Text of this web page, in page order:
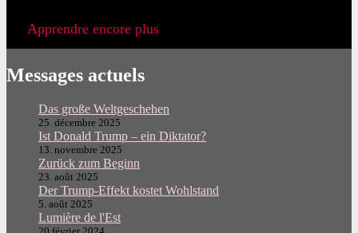
Apprendre encore plus
Messages actuels
Das große Weltgeschehen
25. décembre 2025
Ist Donald Trump – ein Diktator?
13. novembre 2025
Zurück zum Beginn
23. août 2025
Der Trump-Effekt kostet Wohlstand
5. août 2025
Lumière de l'Est